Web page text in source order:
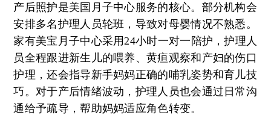
产后照护是美国月子中心服务的核心。部分机构会
安排多名护理人员轮班，导致对母婴情况不熟悉。
家有美宝月子中心采用24小时一对一陪护，护理人
员全程跟进新生儿的喂养、黄疸观察和产妇的伤口
护理，还会指导新手妈妈正确的哺乳姿势和育儿技
巧。对于产后情绪波动，护理人员也会通过日常沟
通给予疏导，帮助妈妈适应角色转变。